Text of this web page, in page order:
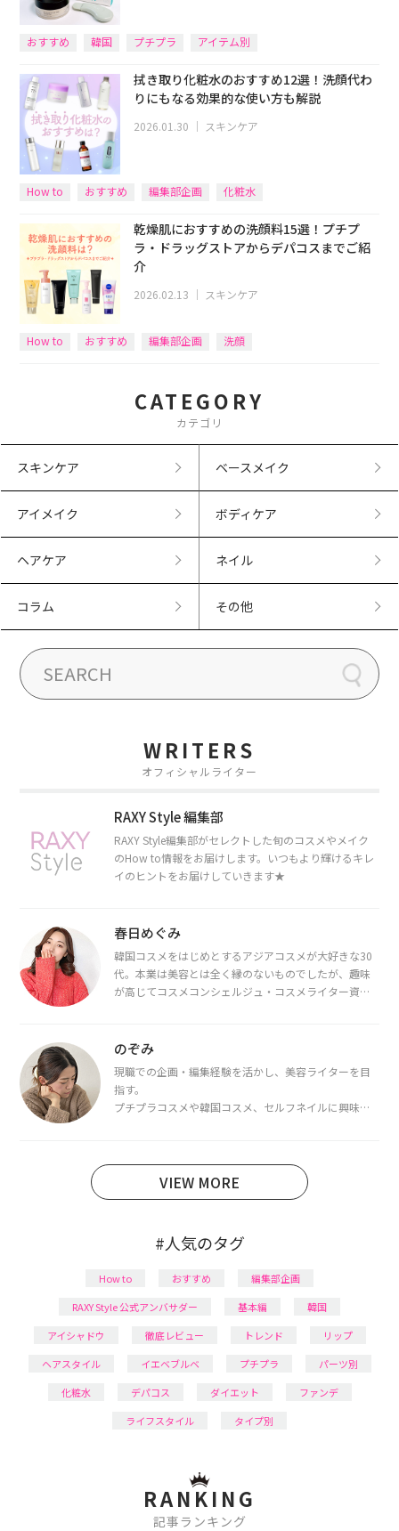
おすすめ 韓国 プチプラ アイテム別
拭き取り化粧水のおすすめ12選！洗顔代わ
りにもなる効果的な使い方も解説
2026.01.30 ｜ スキンケア
How to おすすめ 編集部企画 化粧水
乾燥肌におすすめの洗顔料15選！プチプ
ラ・ドラッグストアからデパコスまでご紹
介
2026.02.13 ｜ スキンケア
How to おすすめ 編集部企画 洗顔
CATEGORY
カテゴリ
スキンケア ベースメイク
アイメイク ボディケア
ヘアケア ネイル
コラム その他
WRITERS
オフィシャルライター
RAXY Style 編集部
RAXY Style編集部がセレクトした旬のコスメやメイク
のHow to情報をお届けします。いつもより輝けるキレ
イのヒントをお届けしていきます★
春日めぐみ
韓国コスメをはじめとするアジアコスメが大好きな30
代。本業は美容とは全く縁のないものでしたが、趣味
が高じてコスメコンシェルジュ・コスメライター資格
断・骨格診断によるイメージコンサルティングも行っ
のぞみ
現職での企画・編集経験を活かし、美容ライターを目
指す。
プチプラコスメや韓国コスメ、セルフネイルに興味が
VIEW MORE
#人気のタグ
How to おすすめ
編集部企画
RAXY Style 公式アンバサダー
基本編
韓国
アイシャドウ
徹底レビュー トレンド
リップ
ヘアスタイル
イエベブルベ プチプラ
パーツ別
化粧水
デパコス ダイエット
ファンデ
ライフスタイル
タイプ別
RANKING
記事ランキング